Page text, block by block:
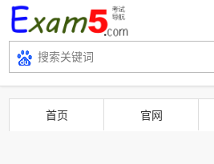
首页 官网